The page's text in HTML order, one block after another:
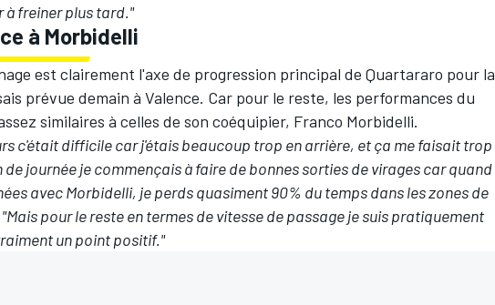
freiner plus tard."
à Morbidelli
est clairement l'axe de progression principal de Quartararo pour la
prévue demain à Valence. Car pour le reste, les performances du
similaires à celles de son coéquipier, Franco Morbidelli.
c'était difficile car j'étais beaucoup trop en arrière, et ça me faisait trop
de journée je commençais à faire de bonnes sorties de virages car quand
avec Morbidelli, je perds quasiment 90% du temps dans les zones de
"Mais pour le reste en termes de vitesse de passage je suis pratiquement
un point positif."